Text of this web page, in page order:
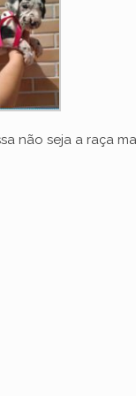
não seja a raça